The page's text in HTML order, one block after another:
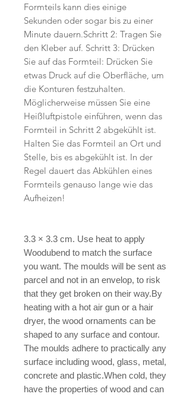
Formteils kann dies einige
Sekunden oder sogar bis zu einer
Minute dauern.Schritt 2: Tragen Sie
den Kleber auf. Schritt 3: Drücken
Sie auf das Formteil: Drücken Sie
etwas Druck auf die Oberfläche, um
die Konturen festzuhalten.
Möglicherweise müssen Sie eine
Heißluftpistole einführen, wenn das
Formteil in Schritt 2 abgekühlt ist.
Halten Sie das Formteil an Ort und
Stelle, bis es abgekühlt ist. In der
Regel dauert das Abkühlen eines
Formteils genauso lange wie das
Aufheizen!
3.3 × 3.3 cm. Use heat to apply
Woodubend to match the surface
you want. The moulds will be sent as
parcel and not in an envelop, to risk
that they get broken on their way.By
heating with a hot air gun or a hair
dryer, the wood ornaments can be
shaped to any surface and contour.
The moulds adhere to practically any
surface including wood, glass, metal,
concrete and plastic.When cold, they
have the properties of wood and can